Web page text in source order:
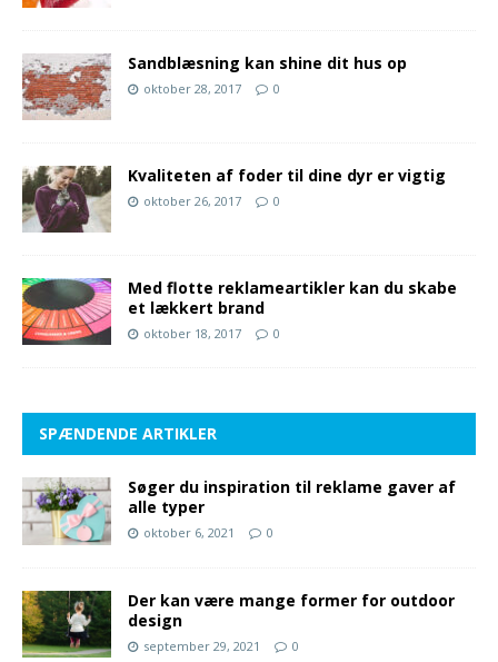
Sandblæsning kan shine dit hus op
oktober 28, 2017 0
Kvaliteten af foder til dine dyr er vigtig
oktober 26, 2017 0
Med flotte reklameartikler kan du skabe
et lækkert brand
oktober 18, 2017 0
SPÆNDENDE ARTIKLER
Søger du inspiration til reklame gaver af
alle typer
oktober 6, 2021 0
Der kan være mange former for outdoor
design
september 29, 2021 0